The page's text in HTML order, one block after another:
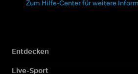
Zum Hilfe-Center für weitere
Entdecken
Live-Sport